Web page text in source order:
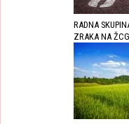
RADNA
ZRAKA NA